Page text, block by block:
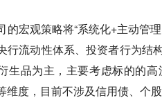
的宏观策略将“系统化+主动管
行流动性体系、投资者行为结
生品为主，主要考虑标的的
度，目前不涉及信用债、个股